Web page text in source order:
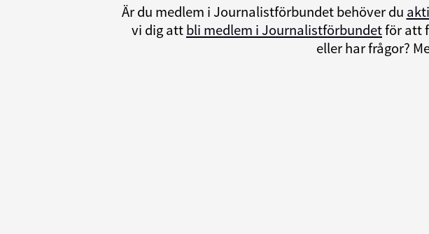
Är du medlem i Journalistförbundet behöver du
vi dig attbli medlem i Journalistförbundetför att
eller har frågor?